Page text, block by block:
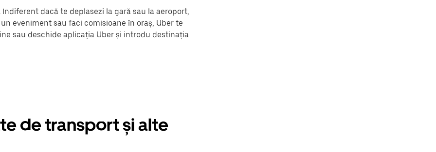
dacă te deplasezi la gară sau la aeroport,
eveniment sau faci comisioane în oraș, Uber te
sau deschide aplicația Uber și introdu destinația
de transport și alte